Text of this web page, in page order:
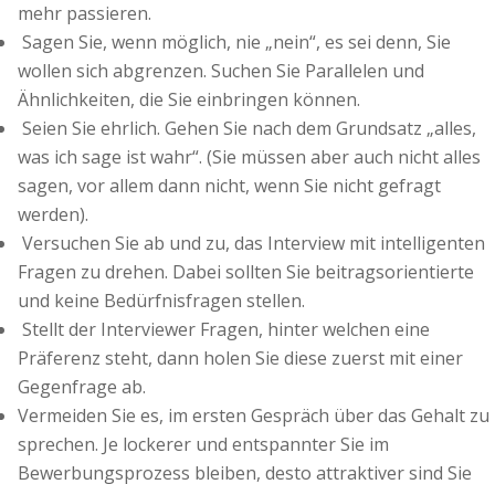
mehr passieren.
Sagen Sie, wenn möglich, nie „nein“, es sei denn, Sie
wollen sich abgrenzen. Suchen Sie Parallelen und
Ähnlichkeiten, die Sie einbringen können.
Seien Sie ehrlich. Gehen Sie nach dem Grundsatz „alles,
was ich sage ist wahr“. (Sie müssen aber auch nicht alles
sagen, vor allem dann nicht, wenn Sie nicht gefragt
werden).
Versuchen Sie ab und zu, das Interview mit intelligenten
Fragen zu drehen. Dabei sollten Sie beitragsorientierte
und keine Bedürfnisfragen stellen.
Stellt der Interviewer Fragen, hinter welchen eine
Präferenz steht, dann holen Sie diese zuerst mit einer
Gegenfrage ab.
Vermeiden Sie es, im ersten Gespräch über das Gehalt zu
sprechen. Je lockerer und entspannter Sie im
Bewerbungsprozess bleiben, desto attraktiver sind Sie